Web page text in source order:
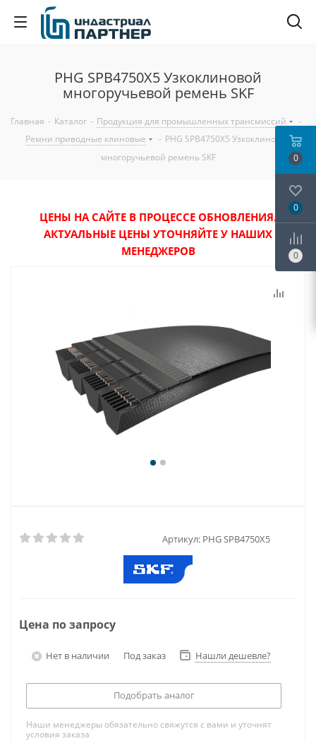
PHG SPB4750X5 Узкоклиновой
многоручьевой ремень SKF
Главная - Каталог - Продукция для промышленных трансмиссий
-
Ремни приводные клиновые
- PHG SPB4750X5 Узкоклиновой
многоручьевой ремень SKF
ЦЕНЫ НА САЙТЕ В ПРОЦЕССЕ ОБНОВЛЕНИЯ.
АКТУАЛЬНЫЕ ЦЕНЫ УТОЧНЯЙТЕ У НАШИХ
МЕНЕДЖЕРОВ
Артикул: PHG SPB4750X5
Цена по запросу
Нет в наличии Под заказ Нашли дешевле?
Подобрать аналог
Наши менеджеры обязательно свяжутся с вами и уточнят
условия заказа
0
0
0